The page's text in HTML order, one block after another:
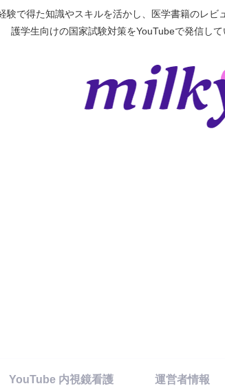
験で得た知識やスキルを活かし、医学書籍のレ
護学生向けの国家試験対策をYouTubeで発信し
YouTube 内視鏡看護 運営者情報